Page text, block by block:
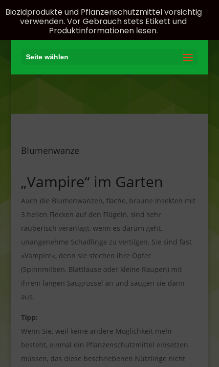
Seite wählen
Blumenwanze
„Vampire“ im Garten
Auch die Blumenwanzen, flache, braune Insekten mit
3 hellen Flecken auf den Flügeln, sind sehr
räuberisch veranlagt, wenn es darum geht,
unangenehme Schädlinge zu vertilgen. Sie sind fast
»Vampire«, denn sie stechen ihre Opfer
(Spinnmilben, Blattläuse oder kleine Raupen) mit
ihrem langen Saugrüssel an und saugen sie dann
aus.
Tipp:
Wenn Sie, weil keine andere Möglichkeit mehr
besteht, einmal ein Pflanzenschutzmittel einsetzen
müssen, das diese beschriebenen Nützlinge nicht
Biozidprodukte und Pflanzenschutzmittel vorsichtig
verwenden. Vor Gebrauch stets Etikett und
Produktinformationen lesen.